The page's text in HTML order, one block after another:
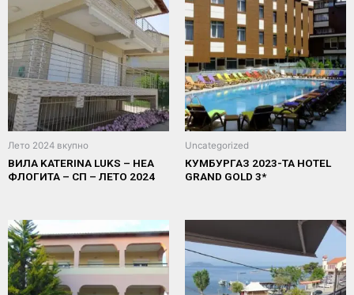
Лето 2024 вкупно
ВИЛА KATERINA LUKS – НЕА
ФЛОГИТА – СП – ЛЕТО 2024
Uncategorized
КУМБУРГАЗ 2023-ТА HOTEL
GRAND GOLD 3*